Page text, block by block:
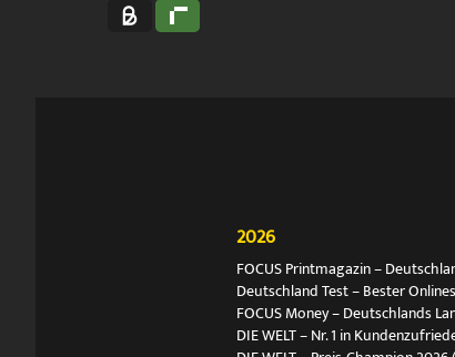
2026
FOCUS Printmagazin –
Deutschland Test – Bester
FOCUS Money – Deutschlands
DIE WELT – Nr. 1 in